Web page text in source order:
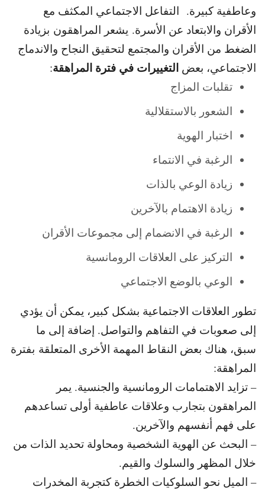
وعاطفية كبيرة. التفاعل الاجتماعي المكثف مع
الأقران والابتعاد عن الأسرة. يشعر المراهقون بزيادة
الضغط من الأقران والمجتمع لتحقيق النجاح والاندماج
الاجتماعي، بعض التغييرات في فترة المراهقة:
تقلبات المزاج
الشعور بالاستقلالية
اختبار الهوية
الرغبة في الانتماء
زيادة الوعي بالذات
زيادة الاهتمام بالآخرين
الرغبة في الانضمام إلى مجموعات الأقران
التركيز على العلاقات الرومانسية
الوعي بالوضع الاجتماعي
تطور العلاقات الاجتماعية بشكل كبير، يمكن أن يؤدي
إلى صعوبات في التفاهم والتواصل. إضافة إلى ما
سبق، هناك بعض النقاط المهمة الأخرى المتعلقة بفترة
المراهقة:
– تزايد الاهتمامات الرومانسية والجنسية. يمر
المراهقون بتجارب وعلاقات عاطفية أولى تساعدهم
على فهم أنفسهم والآخرين.
– البحث عن الهوية الشخصية ومحاولة تحديد الذات من
خلال المظهر والسلوك والقيم.
– الميل نحو السلوكيات الخطرة كتجربة المخدرات